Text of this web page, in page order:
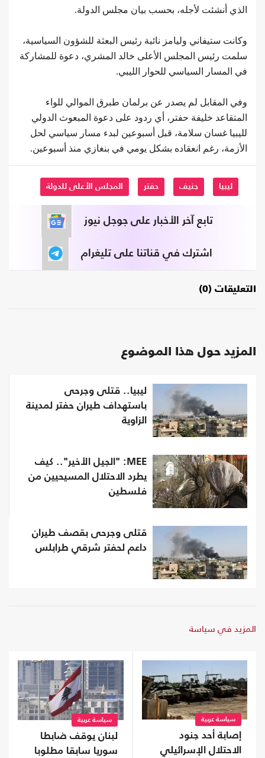
الذي أنشئت لأجله، بحسب بيان مجلس الدولة.
وكانت ستيفاني وليامز نائبة رئيس البعثة للشؤون السياسية،
سلمت رئيس المجلس الأعلى خالد المشري، دعوة للمشاركة
في المسار السياسي للحوار الليبي.
وفي المقابل لم يصدر عن برلمان طبرق الموالي للواء
المتقاعد خليفة حفتر، أي ردود على دعوة المبعوث الدولي
لليبيا غسان سلامة، قبل أسبوعين لبدء مسار سياسي لحل
الأزمة، رغم انعقاده بشكل يومي في بنغازي منذ أسبوعين.
ليبيا جنيف حفتر المجلس الأعلى للدولة
تابع آخر الأخبار على جوجل نيوز
اشترك في قناتنا على تليغرام
التعليقات (0)
المزيد حول هذا الموضوع
ليبيا.. قتلى وجرحى
باستهداف طيران حفتر لمدينة
الزاوية
MEE: "الجيل الأخير".. كيف
يطرد الاحتلال المسيحيين من
فلسطين
قتلى وجرحى بقصف طيران
داعم لحفتر شرقي طرابلس
المزيد في سياسة
سياسة عربية
إصابة أحد جنود
الاحتلال الإسرائيلي
سياسة عربية
لبنان يوقف ضابطا
سوريا سابقا مطلوبا